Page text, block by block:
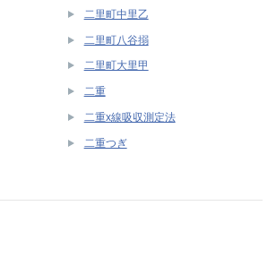
二里町中里乙
二里町八谷搦
二里町大里甲
二重
二重x線吸収測定法
二重つぎ